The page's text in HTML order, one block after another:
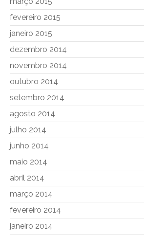
fevereiro 2015
janeiro 2015
dezembro 2014
novembro 2014
outubro 2014
setembro 2014
agosto 2014
julho 2014
junho 2014
maio 2014
abril 2014
março 2014
fevereiro 2014
janeiro 2014